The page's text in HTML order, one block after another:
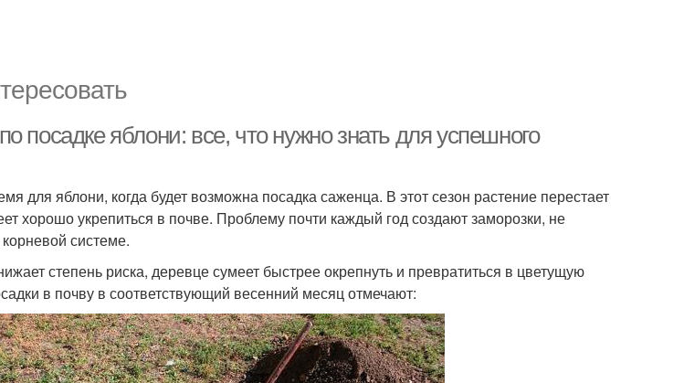
посадке яблони: все, что нужно знать для успешного
для яблони, когда будет возможна посадка саженца. В этот сезон растение перестает
хорошо укрепиться в почве. Проблему почти каждый год создают заморозки, не
системе.
степень риска, деревце сумеет быстрее окрепнуть и превратиться в цветущую
в почву в соответствующий весенний месяц отмечают: